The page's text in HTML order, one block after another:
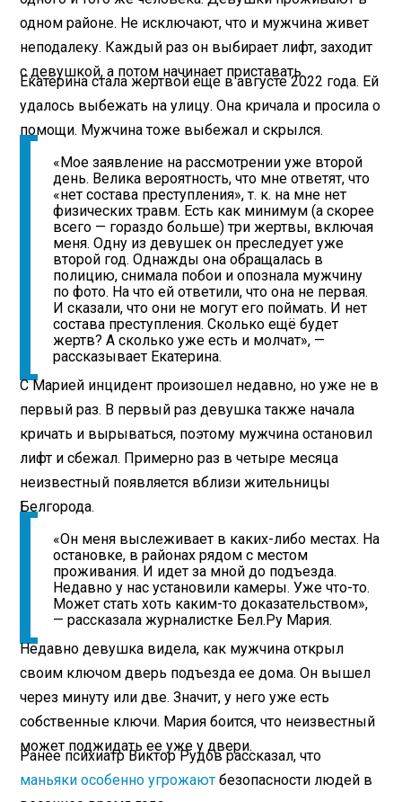
одном районе. Не исключают, что и мужчина живет
неподалеку. Каждый раз он выбирает лифт, заходит
с девушкой, а потом начинает приставать.
Екатерина стала жертвой еще в августе 2022 года. Ей
удалось выбежать на улицу. Она кричала и просила о
помощи. Мужчина тоже выбежал и скрылся.
«Мое заявление на рассмотрении уже второй
день. Велика вероятность, что мне ответят, что
«нет состава преступления», т. к. на мне нет
физических травм. Есть как минимум (а скорее
всего — гораздо больше) три жертвы, включая
меня. Одну из девушек он преследует уже
второй год. Однажды она обращалась в
полицию, снимала побои и опознала мужчину
по фото. На что ей ответили, что она не первая.
И сказали, что они не могут его поймать. И нет
состава преступления. Сколько ещё будет
жертв? А сколько уже есть и молчат», —
рассказывает Екатерина.
С Марией инцидент произошел недавно, но уже не в
первый раз. В первый раз девушка также начала
кричать и вырываться, поэтому мужчина остановил
лифт и сбежал. Примерно раз в четыре месяца
неизвестный появляется вблизи жительницы
Белгорода.
«Он меня выслеживает в каких-либо местах. На
остановке, в районах рядом с местом
проживания. И идет за мной до подъезда.
Недавно у нас установили камеры. Уже что-то.
Может стать хоть каким-то доказательством»,
— рассказала журналистке Бел.Ру Мария.
Недавно девушка видела, как мужчина открыл
своим ключом дверь подъезда ее дома. Он вышел
через минуту или две. Значит, у него уже есть
собственные ключи. Мария боится, что неизвестный
может поджидать ее уже у двери.
Ранее психиатр Виктор Рудов рассказал, что
маньяки особенно угрожают безопасности людей в